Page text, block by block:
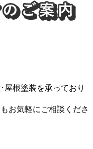
屋根塗装を承っており
お気軽にご相談くださ